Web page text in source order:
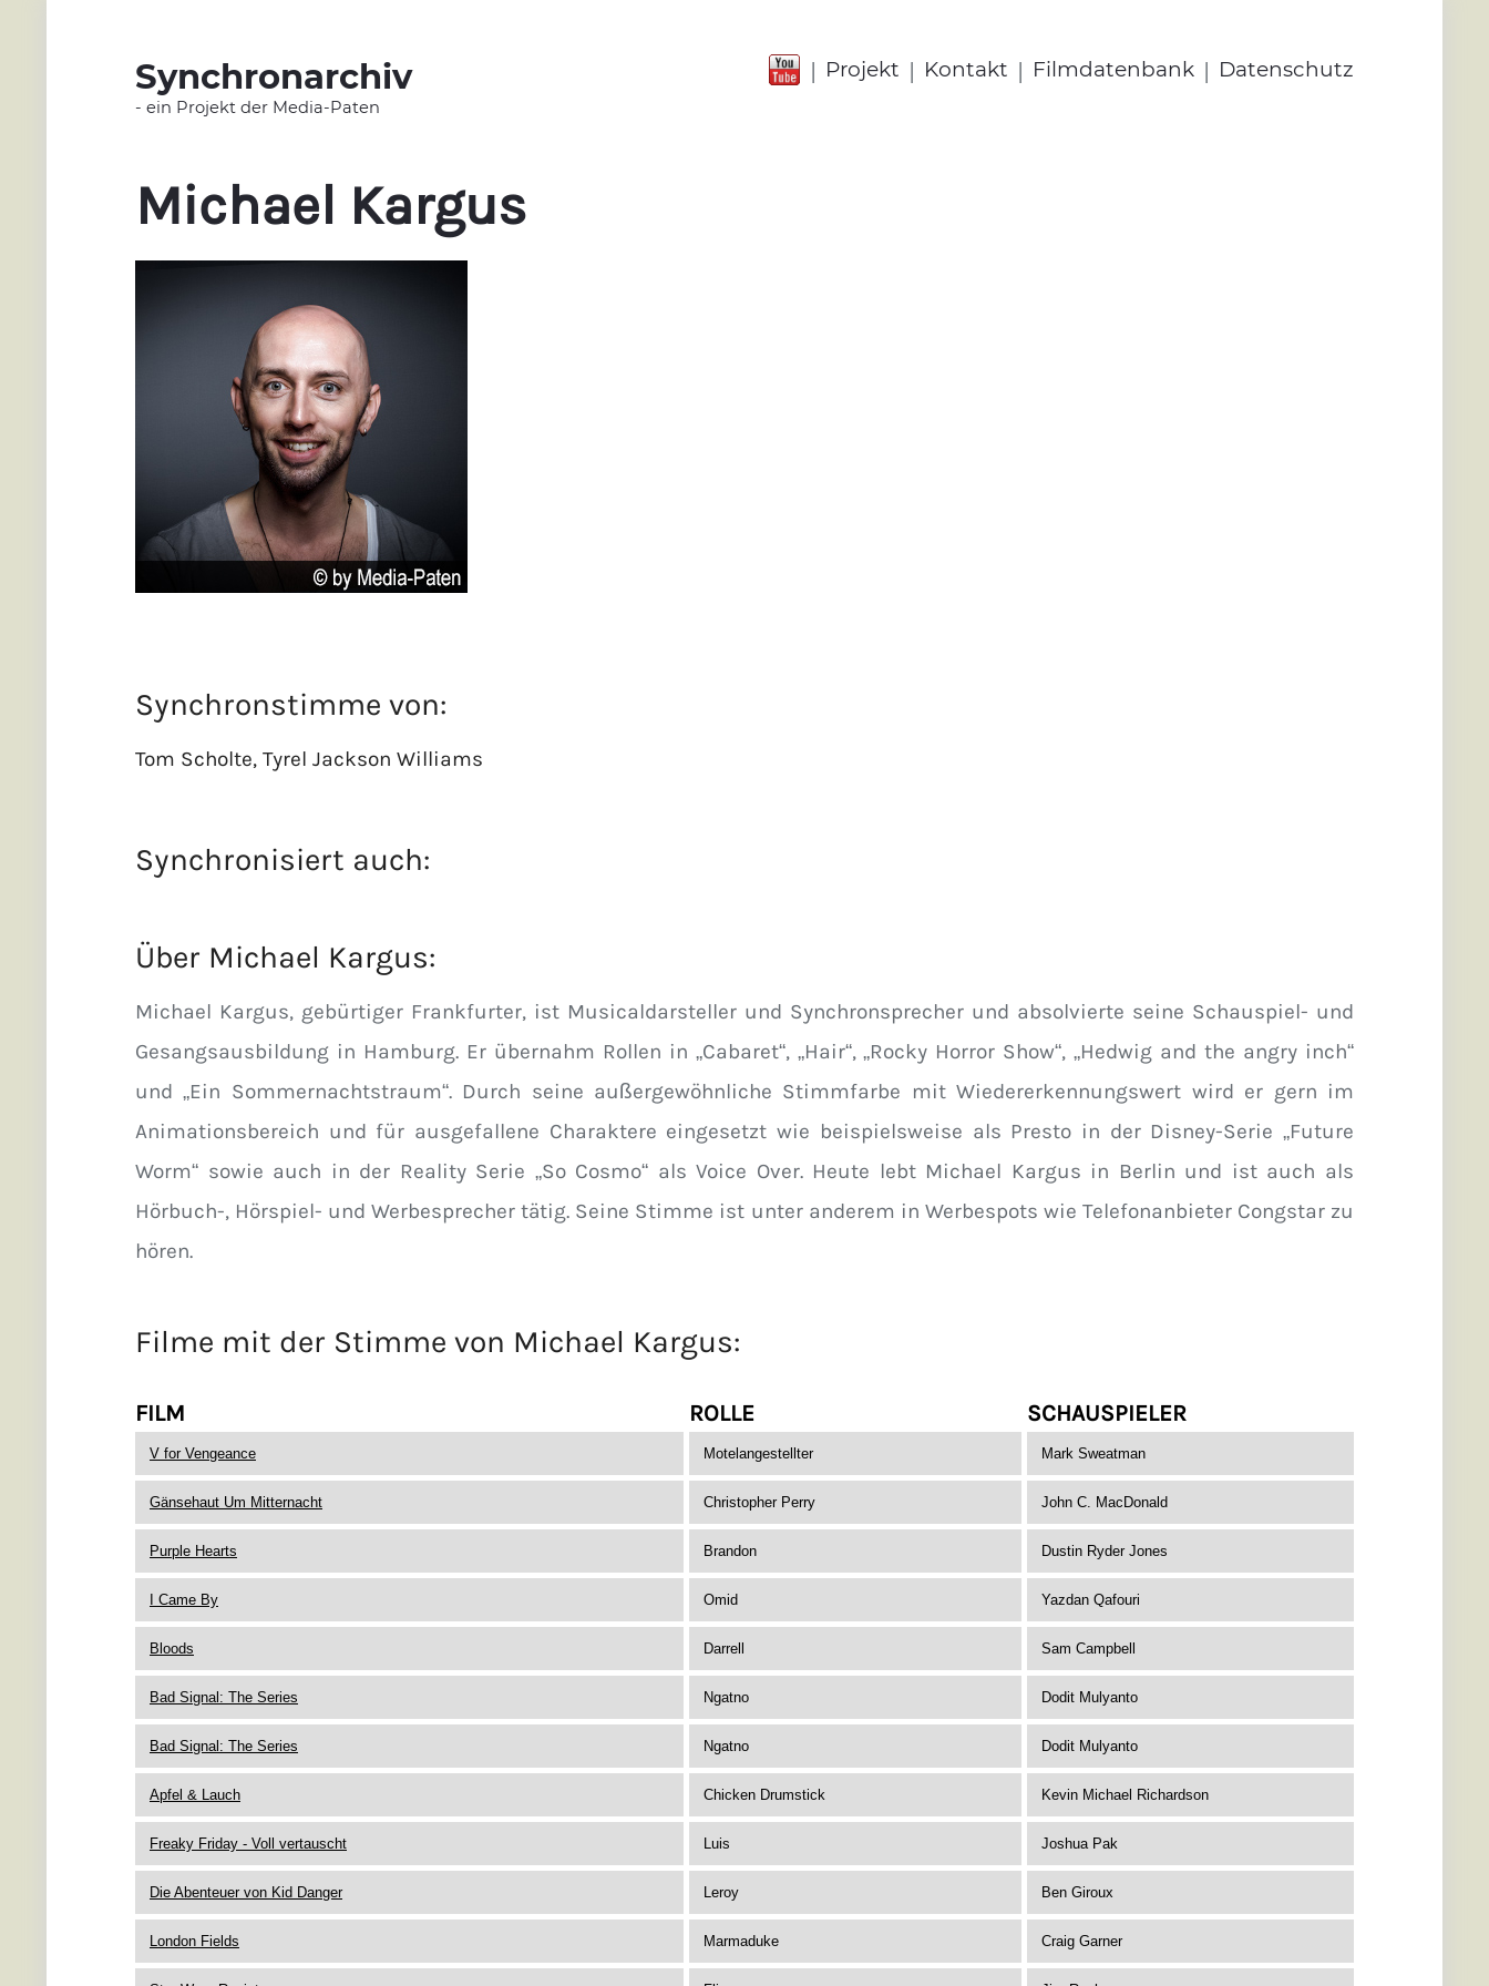
Synchronarchiv
- ein Projekt der Media-Paten
| Projekt | Kontakt | Filmdatenbank | Datenschutz
Michael Kargus
Synchronstimme von:
Tom Scholte, Tyrel Jackson Williams
Synchronisiert auch:
Über Michael Kargus:
Michael Kargus, gebürtiger Frankfurter, ist Musicaldarsteller und Synchronsprecher und absolvierte seine Schauspiel- und
Gesangsausbildung in Hamburg. Er übernahm Rollen in „Cabaret“, „Hair“, „Rocky Horror Show“, „Hedwig and the angry inch“
und „Ein Sommernachtstraum“. Durch seine außergewöhnliche Stimmfarbe mit Wiedererkennungswert wird er gern im
Animationsbereich und für ausgefallene Charaktere eingesetzt wie beispielsweise als Presto in der Disney-Serie „Future
Worm“ sowie auch in der Reality Serie „So Cosmo“ als Voice Over. Heute lebt Michael Kargus in Berlin und ist auch als
Hörbuch-, Hörspiel- und Werbesprecher tätig. Seine Stimme ist unter anderem in Werbespots wie Telefonanbieter Congstar zu
hören.
Filme mit der Stimme von Michael Kargus:
FILM ROLLE SCHAUSPIELER
V for Vengeance Motelangestellter Mark Sweatman
Gänsehaut Um Mitternacht Christopher Perry John C. MacDonald
Purple Hearts Brandon Dustin Ryder Jones
I Came By Omid Yazdan Qafouri
Bloods Darrell Sam Campbell
Bad Signal: The Series Ngatno Dodit Mulyanto
Bad Signal: The Series Ngatno Dodit Mulyanto
Apfel & Lauch Chicken Drumstick Kevin Michael Richardson
Freaky Friday - Voll vertauscht Luis Joshua Pak
Die Abenteuer von Kid Danger Leroy Ben Giroux
London Fields Marmaduke Craig Garner